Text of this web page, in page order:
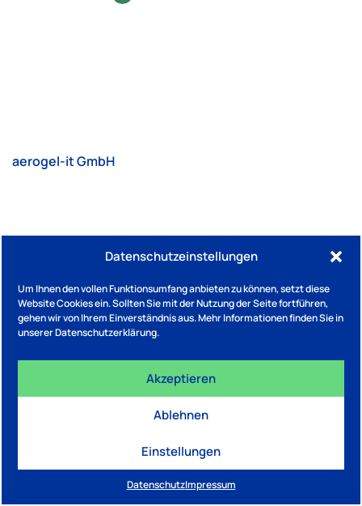
Datenschutzeinstellungen
Um Ihnen den vollen Funktionsumfang anbieten zu können, setzt diese
Website Cookies ein. Sollten Sie mit der Nutzung der Seite fortführen,
gehen wir von Ihrem Einverständnis aus. Mehr Informationen finden Sie in
unserer Datenschutzerklärung.
Akzeptieren
Ablehnen
Einstellungen
DatenschutzImpressum
aerogel-it GmbH
IMPRESSUMDATENSCHUTZ
Eine Initiative von BNW Bundesverband Nachhaltige
Wirtschaft e.V. / Website von